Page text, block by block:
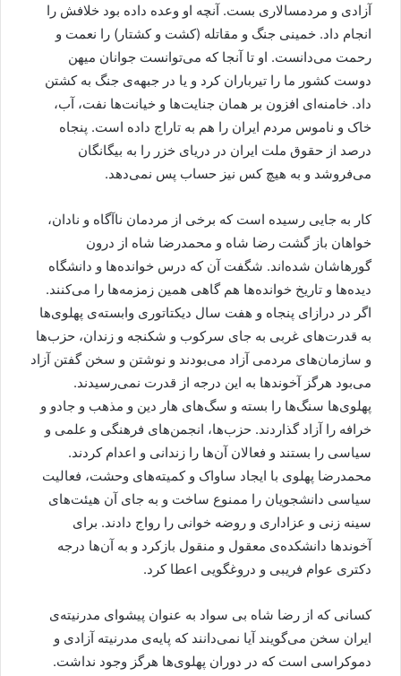
آزادی و مردمسالاری بست. آنچه او وعده داده بود خلافش را
انجام داد. خمینی جنگ و مقاتله (کشت و کشتار) را نعمت و
رحمت می‌دانست. او تا آنجا که می‌توانست جوانان میهن
دوست کشور ما را تیرباران کرد و یا در جبهه‌ی جنگ به کشتن
داد. خامنه‌ای افزون بر همان جنایت‌ها و خیانت‌ها نفت، آب،
خاک و ناموس مردم ایران را هم به تاراج داده است. پنجاه
درصد از حقوق ملت ایران در دریای خزر را به بیگانگان
می‌فروشد و به هیچ کس نیز حساب پس نمی‌دهد.
کار به جایی رسیده است که برخی از مردمان ناآگاه و نادان،
خواهان باز گشت رضا شاه و محمدرضا شاه از درون
گورهاشان شده‌اند. شگفت آن که درس خوانده‌ها و دانشگاه
دیده‌ها و تاریخ خوانده‌ها هم گاهی همین زمزمه‌ها را می‌کنند.
اگر در درازای پنجاه و هفت سال دیکتاتوری وابسته‌ی پهلوی‌ها
به قدرت‌های غربی به جای سرکوب و شکنجه و زندان، حزب‌ها
و سازمان‌های مردمی آزاد می‌بودند و نوشتن و سخن گفتن آزاد
می‌بود هرگز آخوندها به این درجه از قدرت نمی‌رسیدند.
پهلوی‌ها سنگ‌ها را بسته و سگ‌های هار دین و مذهب و جادو و
خرافه را آزاد گذاردند. حزب‌ها، انجمن‌های فرهنگی و علمی و
سیاسی را بستند و فعالان آن‌ها را زندانی و اعدام کردند.
محمدرضا پهلوی با ایجاد ساواک و کمیته‌های وحشت، فعالیت
سیاسی دانشجویان را ممنوع ساخت و به جای آن هیئت‌های
سینه زنی و عزاداری و روضه خوانی را رواج دادند. برای
آخوندها دانشکده‌ی معقول و منقول بازکرد و به آن‌ها درجه
دکتری عوام فریبی و دروغگویی اعطا کرد.
کسانی که از رضا شاه بی سواد به عنوان پیشوای مدرنیته‌ی
ایران سخن می‌گویند آیا نمی‌دانند که پایه‌ی مدرنیته آزادی و
دموکراسی است که در دوران پهلوی‌ها هرگز وجود نداشت.